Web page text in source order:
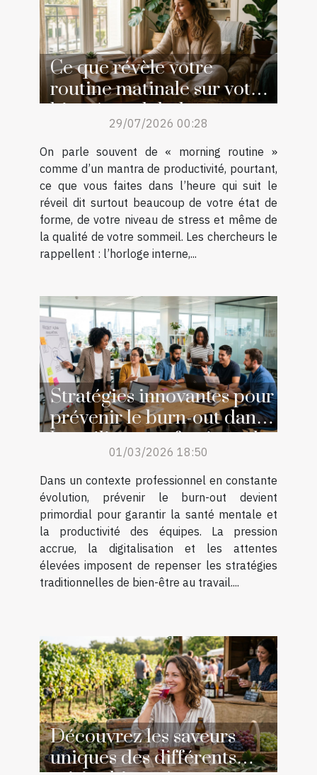
Ce que révèle votre
routine matinale sur votre
bien-être global
29/07/2026 00:28
On parle souvent de « morning routine »
comme d’un mantra de productivité, pourtant,
ce que vous faites dans l’heure qui suit le
réveil dit surtout beaucoup de votre état de
forme, de votre niveau de stress et même de
la qualité de votre sommeil. Les chercheurs le
rappellent : l’horloge interne,...
Stratégies innovantes pour
prévenir le burn-out dans
les milieux professionnels
01/03/2026 18:50
Dans un contexte professionnel en constante
évolution, prévenir le burn-out devient
primordial pour garantir la santé mentale et
la productivité des équipes. La pression
accrue, la digitalisation et les attentes
élevées imposent de repenser les stratégies
traditionnelles de bien-être au travail....
Découvrez les saveurs
uniques des différents